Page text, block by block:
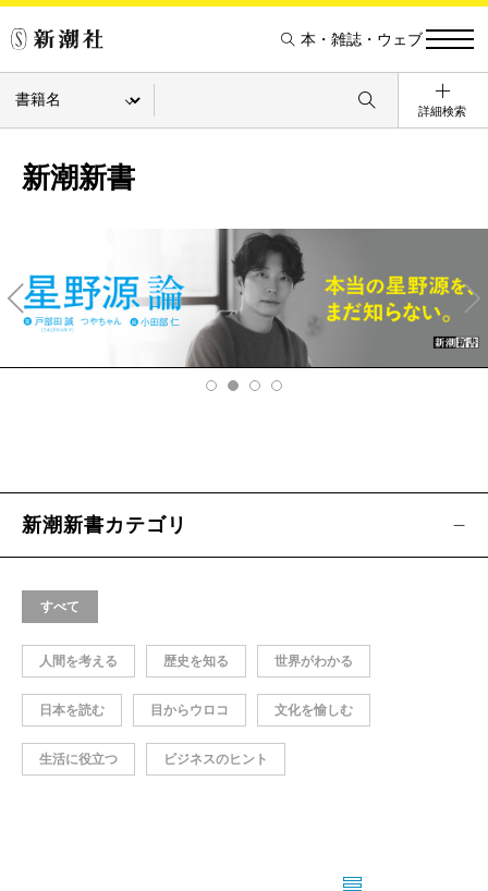
本・雑誌・ウェブ
詳細検索
新潮新書
v
Ne
xt
新潮新書カテゴリ
すべて
人間を考える 歴史を知る 世界がわかる
日本を読む 目からウロコ 文化を愉しむ
生活に役立つ ビジネスのヒント